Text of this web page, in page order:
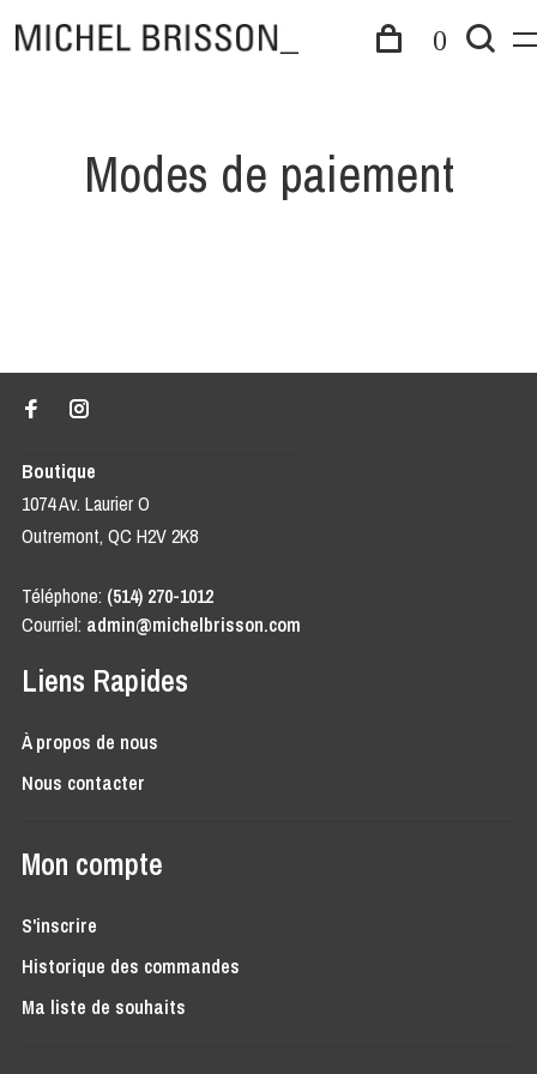
0
Modes de paiement
Boutique
1074 Av. Laurier O
Outremont, QC H2V 2K8
Téléphone: (514) 270-1012
Courriel: admin@michelbrisson.com
Liens Rapides
À propos de nous
Nous contacter
Mon compte
S'inscrire
Historique des commandes
Ma liste de souhaits